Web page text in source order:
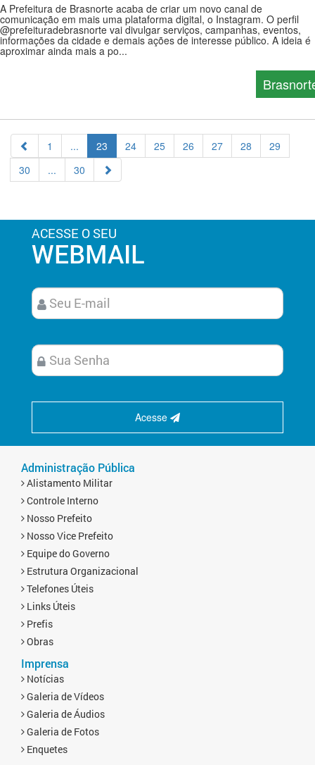
A Prefeitura de Brasnorte acaba de criar um novo canal de
comunicação em mais uma plataforma digital, o Instagram. O perfil
@prefeituradebrasnorte vai divulgar serviços, campanhas, eventos,
informações da cidade e demais ações de interesse público. A ideia é
aproximar ainda mais a po...
1 ... 23 24 25 26 27 28
29
30
... 30
ACESSE O SEU
WEBMAIL
Acesse
Administração Pública
Alistamento Militar
Controle Interno
Nosso Prefeito
Nosso Vice Prefeito
Equipe do Governo
Estrutura Organizacional
Telefones Úteis
Links Úteis
Prefis
Obras
Imprensa
Notícias
Galeria de Vídeos
Galeria de Áudios
Galeria de Fotos
Enquetes